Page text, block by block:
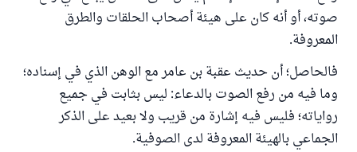
صوته، أو أنه كان على هيئة أصحاب الحلقات والطرق
المعروفة.
فالحاصل؛ أن حديث عقبة بن عامر مع الوهن الذي في إسناده؛
وما فيه من رفع الصوت بالدعاء: ليس بثابت في جميع
رواياته؛ فليس فيه إشارة من قريب ولا بعيد على الذكر
الجماعي بالهيئة المعروفة لدى الصوفية.